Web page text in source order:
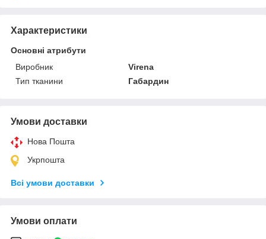
Характеристики
Основні атрибути
Виробник
Virena
Тип тканини
Габардин
Умови доставки
Нова Пошта
Укрпошта
Всі умови доставки
Умови оплати